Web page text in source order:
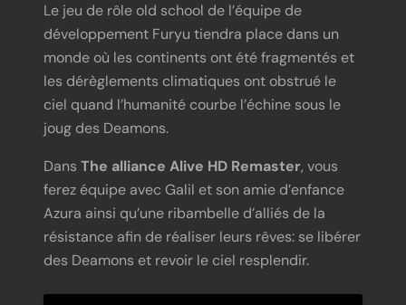
Le jeu de rôle old school de l’équipe de
développement Furyu tiendra place dans un
monde où les continents ont été fragmentés et
les dérèglements climatiques ont obstrué le
ciel quand l’humanité courbe l’échine sous le
joug des Deamons.
Dans The alliance Alive HD Remaster, vous
ferez équipe avec Galil et son amie d’enfance
Azura ainsi qu’une ribambelle d’alliés de la
résistance afin de réaliser leurs rêves: se libérer
des Deamons et revoir le ciel resplendir.